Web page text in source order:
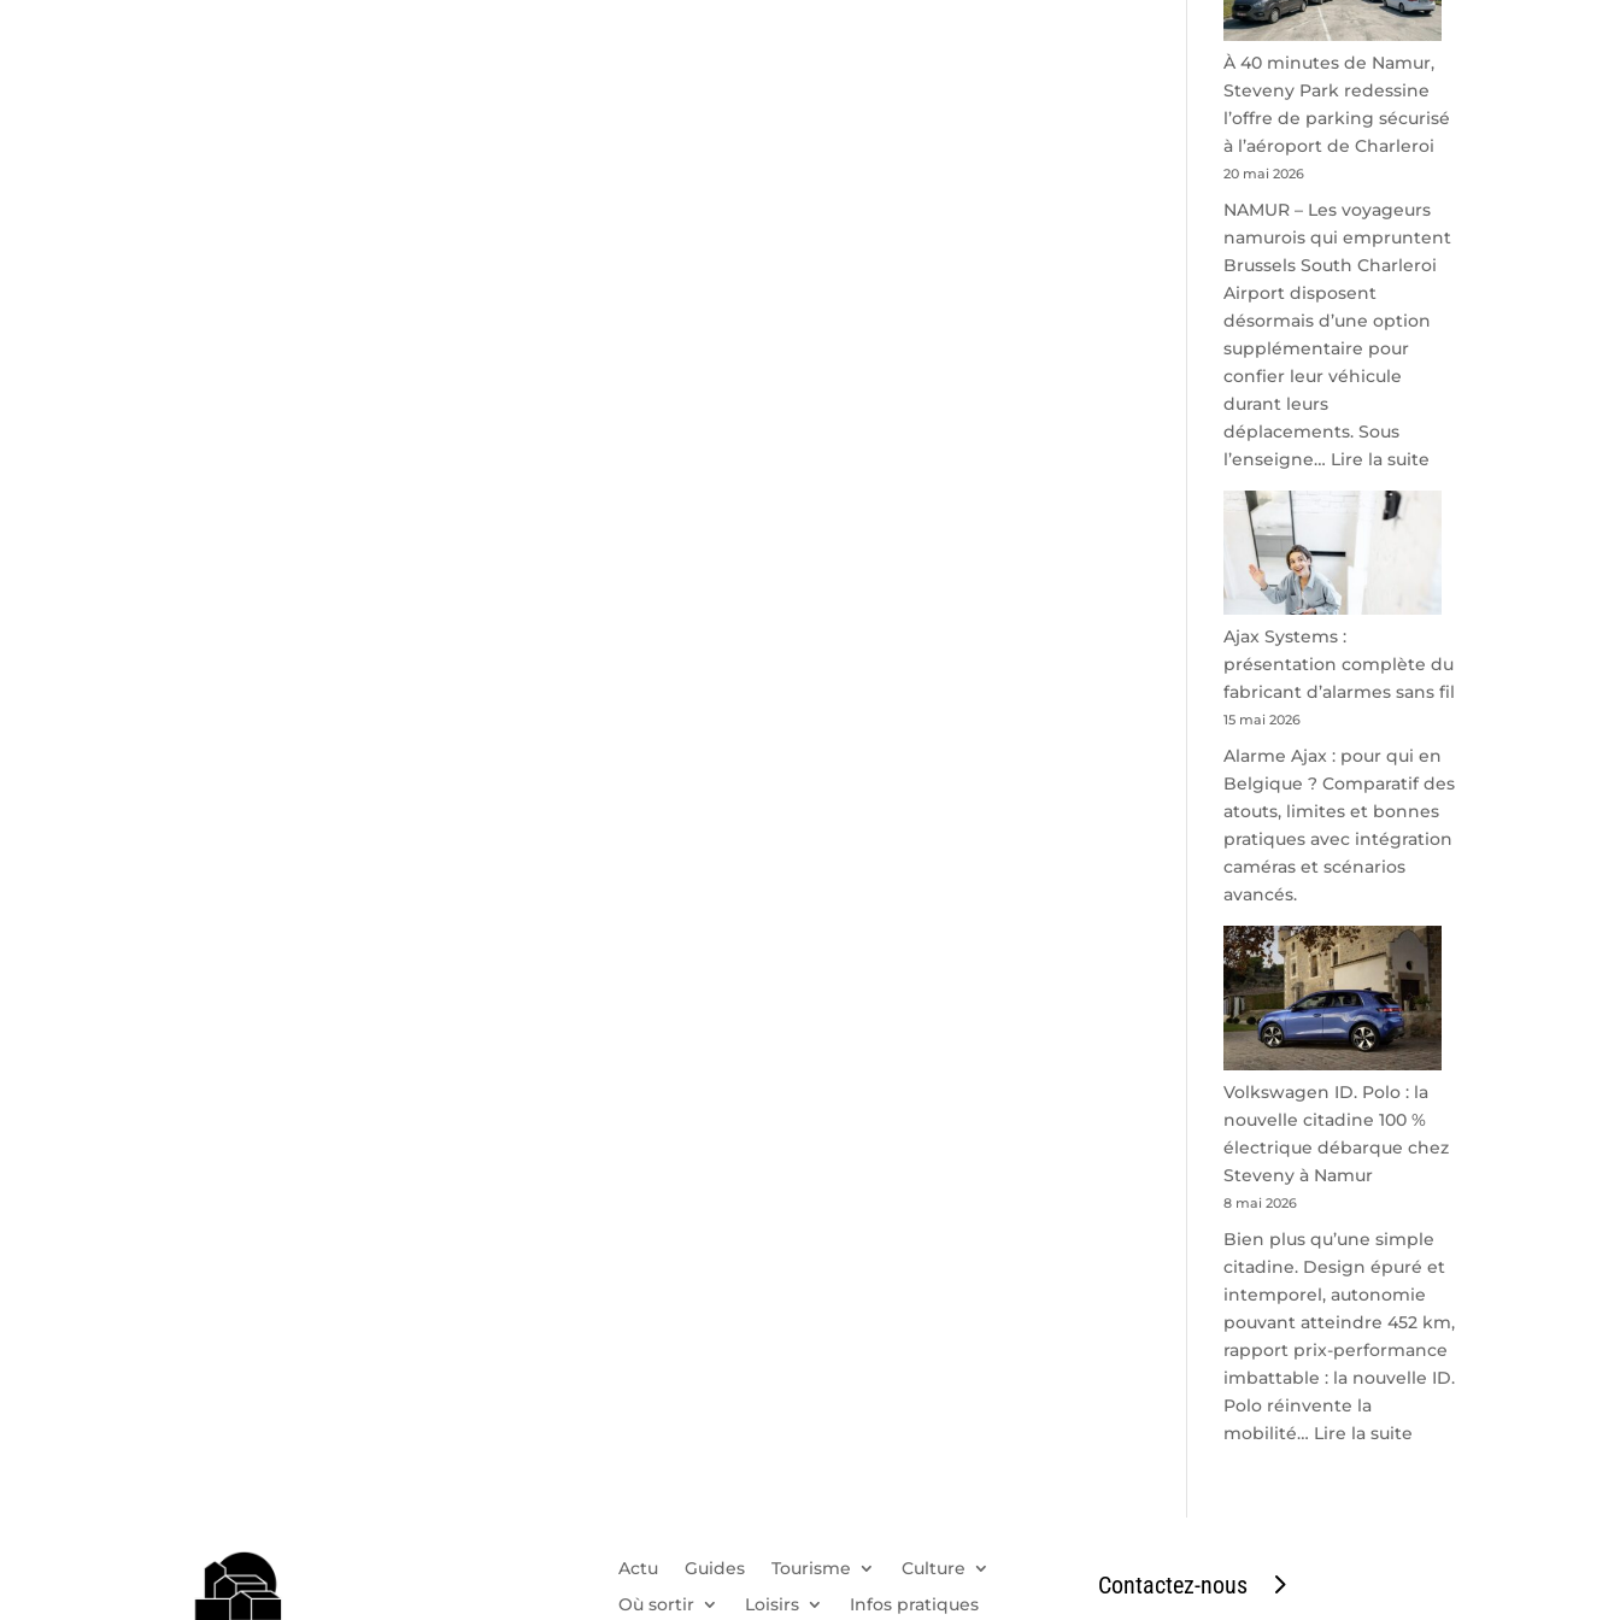
À 40 minutes de Namur,
Steveny Park redessine
l’offre de parking sécurisé
à l’aéroport de Charleroi
20 mai 2026
NAMUR – Les voyageurs
namurois qui empruntent
Brussels South Charleroi
Airport disposent
désormais d’une option
supplémentaire pour
confier leur véhicule
durant leurs
déplacements. Sous
l’enseigne… Lire la suite
Park
redessine
parking
sécurisé
à
l’aéroport
Ajax Systems :
présentation complète du
fabricant d’alarmes sans fil
15 mai 2026
Alarme Ajax : pour qui en
Belgique ? Comparatif des
atouts, limites et bonnes
pratiques avec intégration
caméras et scénarios
avancés.
Volkswagen ID. Polo : la
nouvelle citadine 100 %
électrique débarque chez
Steveny à Namur
8 mai 2026
Bien plus qu’une simple
citadine. Design épuré et
intemporel, autonomie
pouvant atteindre 452 km,
rapport prix-performance
imbattable : la nouvelle ID.
Polo réinvente la
mobilité… Lire la suite
Actu Guides Tourisme
Culture
Où sortir
Loisirs Infos pratiques
Contactez-nous